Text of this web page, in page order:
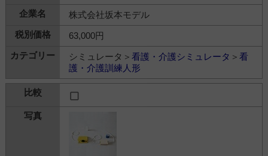
株式会社坂本モデル
63,000円
シミュレータ＞ 看護・介護シミュレータ ＞ 看
護・介護訓練人形